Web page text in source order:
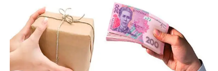
Конотоп
Коростень
Корсунь-Шевченковский
Костополь
Ковель